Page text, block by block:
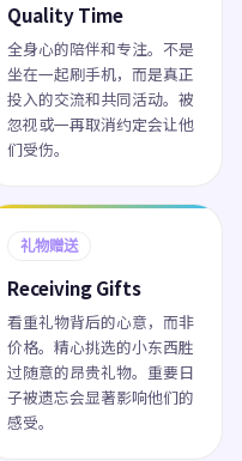
Quality Time
全身心的陪伴和专注。不是
坐在一起刷手机，而是真正
投入的交流和共同活动。被
忽视或一再取消约定会让他
们受伤。
礼物赠送
Receiving Gifts
看重礼物背后的心意，而非
价格。精心挑选的小东西胜
过随意的昂贵礼物。重要日
子被遗忘会显著影响他们的
感受。